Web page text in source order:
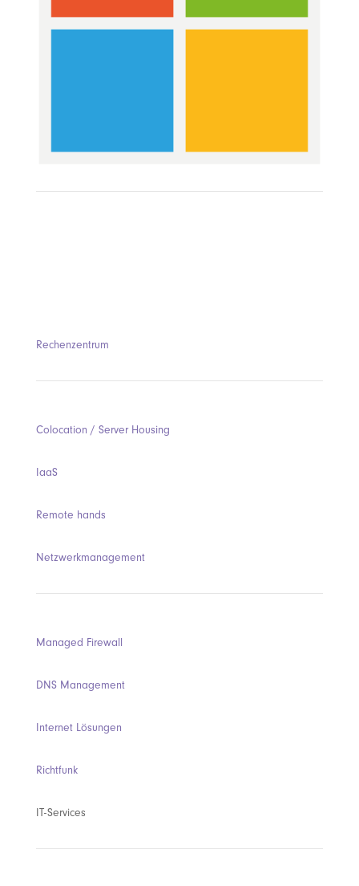
Rechenzentrum
Colocation / Server Housing
IaaS
Remote hands
Netzwerkmanagement
Managed Firewall
DNS Management
Internet Lösungen
Richtfunk
IT-Services